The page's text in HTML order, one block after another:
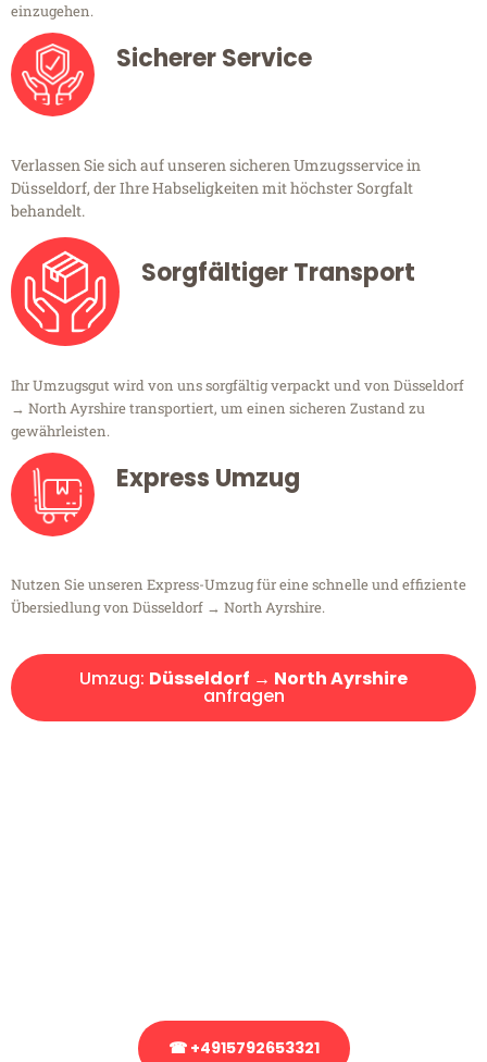
einzugehen.
Sicherer Service
Verlassen Sie sich auf unseren sicheren Umzugsservice in
Düsseldorf, der Ihre Habseligkeiten mit höchster Sorgfalt
behandelt.
Sorgfältiger Transport
Ihr Umzugsgut wird von uns sorgfältig verpackt und von Düsseldorf
→ North Ayrshire transportiert, um einen sicheren Zustand zu
gewährleisten.
Express Umzug
Nutzen Sie unseren Express-Umzug für eine schnelle und effiziente
Übersiedlung von Düsseldorf → North Ayrshire.
Umzug: Düsseldorf → North Ayrshire
anfragen
☎ +4915792653321